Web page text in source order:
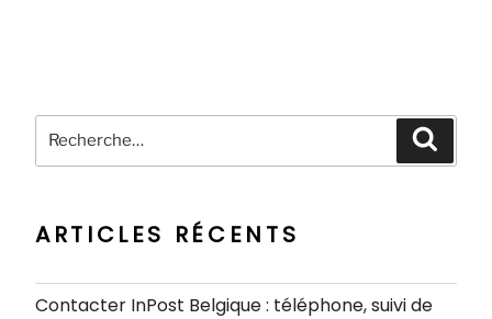
Recherche
pour
ARTICLES RÉCENTS
Contacter InPost Belgique : téléphone, suivi de